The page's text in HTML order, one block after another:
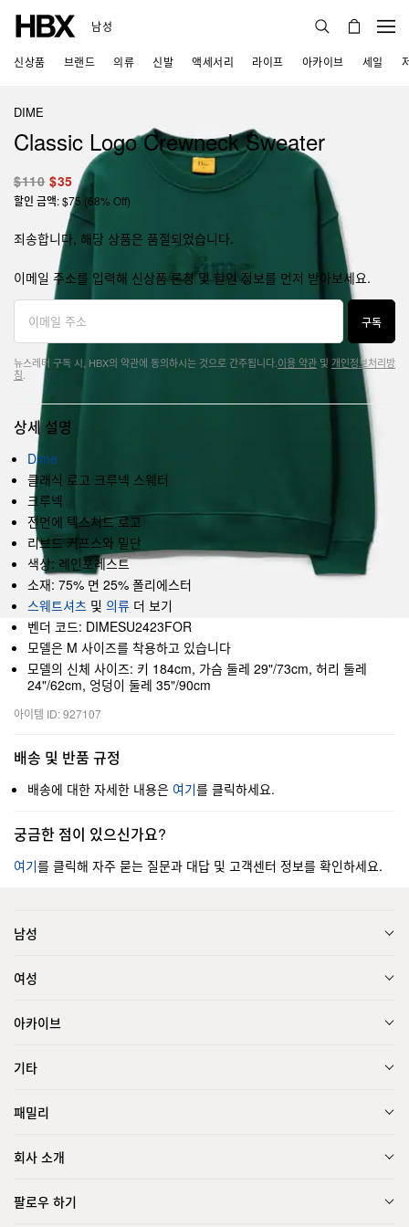
남성
신상품 브랜드 의류 신발 액세서리 라이프 아카이브 세일
DIME
Classic Logo Crewneck Sweater
$110 $35
할인 금액: $75 (68% Off)
죄송합니다, 해당 상품은 품절되었습니다.
이메일 주소를 입력해 신상품 론칭 및 할인 정보를 먼저 받아보세요.
구독
뉴스레터 구독 시, HBX의 약관에 동의하시는 것으로 간주됩니다. 이용 약관 및 개인정보처리방
침
상세 설명
Dime
클래식 로고 크루넥 스웨터
크루넥
전면에 텍스처드 로고
리브드 커프스와 밑단
색상: 레인포레스트
소재: 75% 면 25% 폴리에스터
스웨트셔츠 및 의류 더 보기
벤더 코드: DIMESU2423FOR
모델은 M 사이즈를 착용하고 있습니다
모델의 신체 사이즈: 키 184cm, 가슴 둘레 29"/73cm, 허리 둘레
24"/62cm, 엉덩이 둘레 35"/90cm
아이템 ID: 927107
배송 및 반품 규정
배송에 대한 자세한 내용은 여기를 클릭하세요.
궁금한 점이 있으신가요?
여기를 클릭해 자주 묻는 질문과 대답 및 고객센터 정보를 확인하세요.
남성
여성
아카이브
기타
패밀리
회사 소개
팔로우 하기